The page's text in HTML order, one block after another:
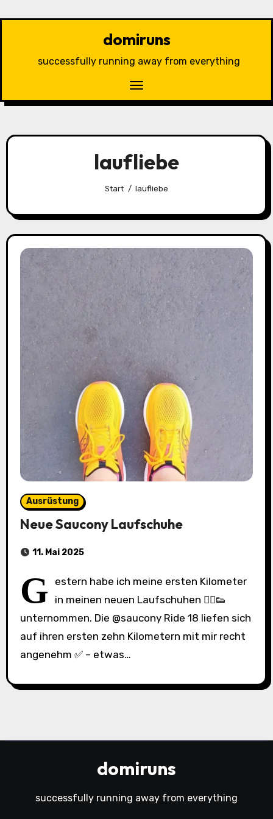
domiruns
successfully running away from everything
laufliebe
Start laufliebe
Ausrüstung
Neue Saucony Laufschuhe
11. Mai 2025
G
estern habe ich meine ersten Kilometer
in meinen neuen Laufschuhen 🏃‍♂️👟
unternommen. Die @saucony Ride 18 liefen sich
auf ihren ersten zehn Kilometern mit mir recht
angenehm ✅ – etwas…
domiruns
successfully running away from everything